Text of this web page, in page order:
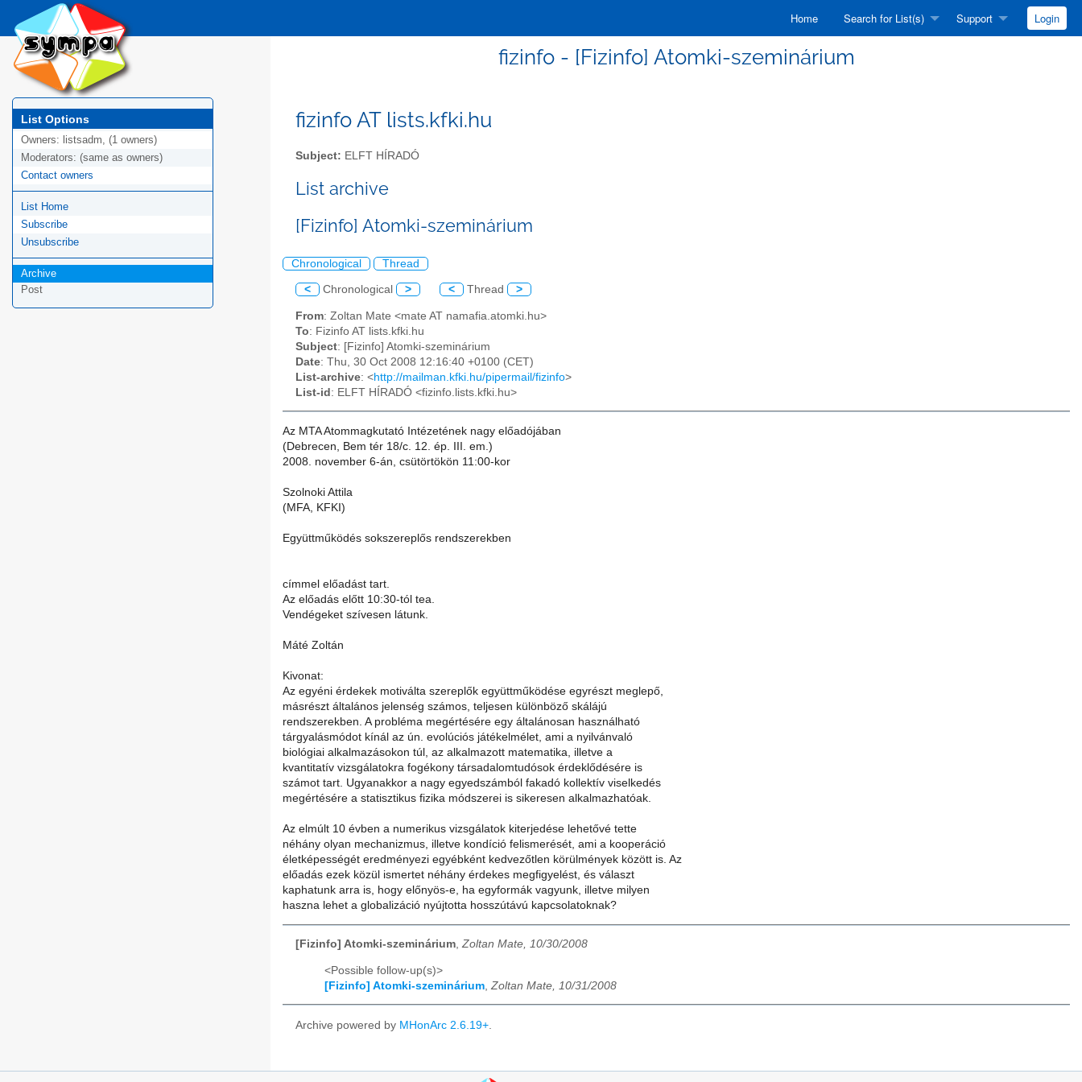
Home Search for List(s) Support Login
fizinfo - [Fizinfo] Atomki-szeminárium
List Options
Owners: listsadm, (1 owners)
Moderators: (same as owners)
Contact owners
List Home
Subscribe
Unsubscribe
Archive
Post
fizinfo AT lists.kfki.hu
Subject: ELFT HÍRADÓ
List archive
[Fizinfo] Atomki-szeminárium
Chronological Thread
< Chronological > < Thread >
From: Zoltan Mate <mate AT namafia.atomki.hu>
To: Fizinfo AT lists.kfki.hu
Subject: [Fizinfo] Atomki-szeminárium
Date: Thu, 30 Oct 2008 12:16:40 +0100 (CET)
List-archive: <http://mailman.kfki.hu/pipermail/fizinfo>
List-id : ELFT HÍRADÓ <fizinfo.lists.kfki.hu>
Az MTA Atommagkutató Intézetének nagy előadójában
(Debrecen, Bem tér 18/c. 12. ép. III. em.)
2008. november 6-án, csütörtökön 11:00-kor
Szolnoki Attila
(MFA, KFKI)
Együttműködés sokszereplős rendszerekben
címmel előadást tart.
Az előadás előtt 10:30-tól tea.
Vendégeket szívesen látunk.
Máté Zoltán
Kivonat:
Az egyéni érdekek motiválta szereplők együttműködése egyrészt meglepő,
másrészt általános jelenség számos, teljesen különböző skálájú
rendszerekben. A probléma megértésére egy általánosan használható
tárgyalásmódot kínál az ún. evolúciós játékelmélet, ami a nyilvánvaló
biológiai alkalmazásokon túl, az alkalmazott matematika, illetve a
kvantitatív vizsgálatokra fogékony társadalomtudósok érdeklődésére is
számot tart. Ugyanakkor a nagy egyedszámból fakadó kollektív viselkedés
megértésére a statisztikus fizika módszerei is sikeresen alkalmazhatóak.
Az elmúlt 10 évben a numerikus vizsgálatok kiterjedése lehetővé tette
néhány olyan mechanizmus, illetve kondíció felismerését, ami a kooperáció
életképességét eredményezi egyébként kedvezőtlen körülmények között is. Az
előadás ezek közül ismertet néhány érdekes megfigyelést, és választ
kaphatunk arra is, hogy előnyös-e, ha egyformák vagyunk, illetve milyen
haszna lehet a globalizáció nyújtotta hosszútávú kapcsolatoknak?
[Fizinfo] Atomki-szeminárium,Zoltan Mate, 10/30/2008
<Possible follow-up(s)>
[Fizinfo] Atomki-szeminárium Zoltan Mate, 10/31/2008
Archive powered by MHonArc 2.6.19+.